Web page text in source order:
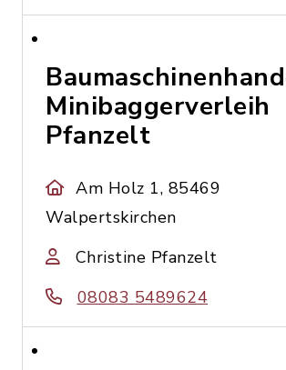
Minibaggerverleih
Pfanzelt
Am Holz 1, 85469
Walpertskirchen
Christine Pfanzelt
08083 5489624